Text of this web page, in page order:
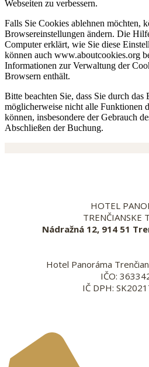
Webseiten zu verbessern.
Falls Sie Cookies ablehnen möchten,
Browsereinstellungen ändern. Die
Computer erklärt, wie Sie diese
können auch www.aboutcookies.org
Informationen zur Verwaltung der
Browsern enthält.
Bitte beachten Sie, dass Sie durch
möglicherweise nicht alle Funktionen
können, insbesondere der Gebrauch
Abschließen der Buchung.
HOTEL
TRENČIANSKE
Nádražná 12, 914 51
Hotel Panoráma
IČO:
IČ DPH: